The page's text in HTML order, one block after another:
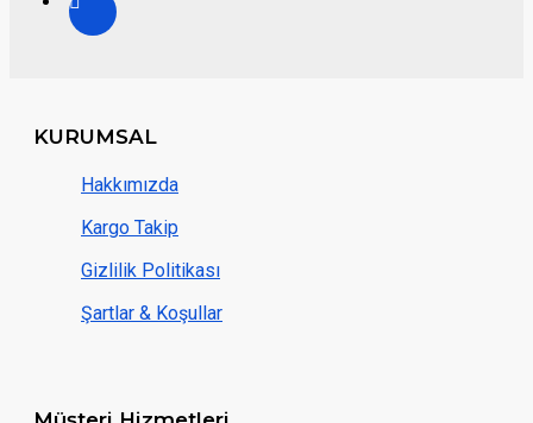
KURUMSAL
Hakkımızda
Kargo Takip
Gizlilik Politikası
Şartlar & Koşullar